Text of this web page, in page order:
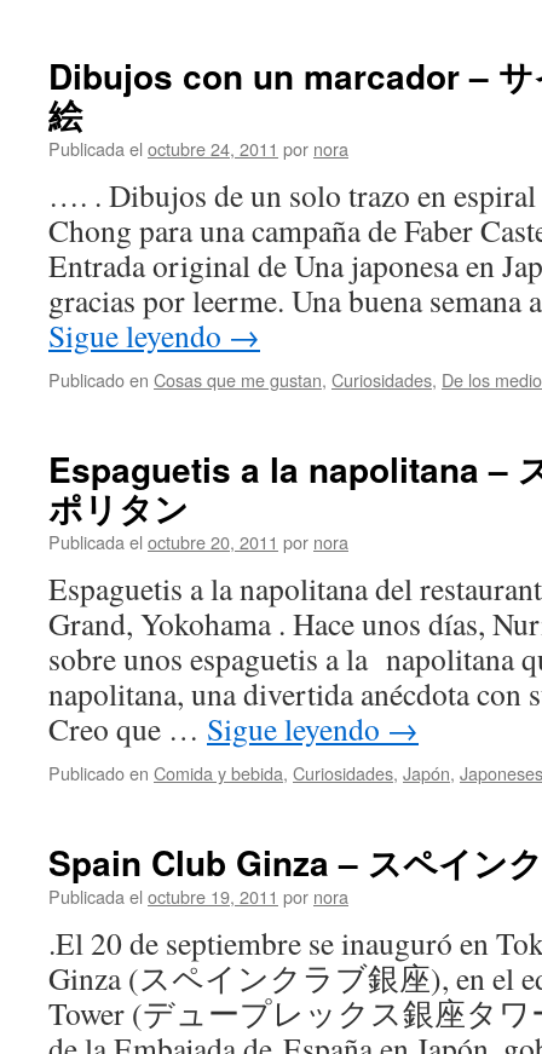
Dibujos con un marcador – サ
絵
Publicada el octubre 24, 2011 por nora
…. . Dibujos de un solo trazo en
Chong para una campaña de Faber
Entrada original de Una japonesa en
gracias por leerme. Una buena
Sigue leyendo →
Publicado en Cosas que me gustan, Curiosidades, De los
Espaguetis a la napolitana –
ポリタン
Publicada el octubre 20, 2011 por nora
Espaguetis a la napolitana del
Grand, Yokohama . Hace unos días,
sobre unos espaguetis a la napolitana
napolitana, una divertida anécdota con
Creo que … Sigue leyendo →
Publicado en Comida y bebida, Curiosidades, Japón, Japoneses
Spain Club Ginza – スペイン
Publicada el octubre 19, 2011 por nora
.El 20 de septiembre se inauguró en
Ginza (スペインクラブ銀座), en el
Tower (デュープレックス銀座タワ